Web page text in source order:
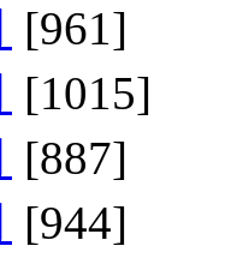
[961]
[1015]
[887]
[944]